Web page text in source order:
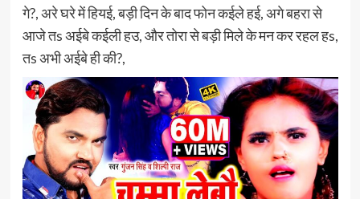
गे?, अरे घरे में हियई, बड़ी दिन के बाद फोन कईले हई, अगे बहरा से
आजे तs अईबे कईली हउ, और तोरा से बड़ी मिले के मन कर रहल हs,
तs अभी अईबे ही की?,